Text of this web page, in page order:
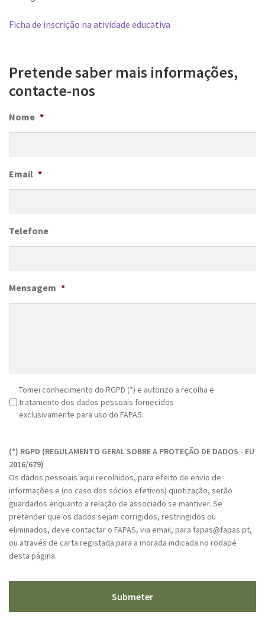
Ficha de inscrição na atividade educativa
Pretende saber mais informações,
contacte-nos
Nome *
Email *
Telefone
Mensagem *
G
Tomei conhecimento do RGPD (*) e autorizo a recolha e
tratamento dos dados pessoais fornecidos
exclusivamente para uso do FAPAS.
A
P
C
H
A
(*) RGPD (REGULAMENTO GERAL SOBRE A PROTEÇÃO DE DADOS - EU
2016/679)
Os dados pessoais aqui recolhidos, para efeito de envio de
informações e (no caso dos sócios efetivos) quotização, serão
guardados enquanto a relação de associado se mantiver. Se
pretender que os dados sejam corrigidos, restringidos ou
eliminados, deve contactar o FAPAS, via email, para fapas@fapas.pt,
ou através de carta registada para a morada indicada no rodapé
desta página.